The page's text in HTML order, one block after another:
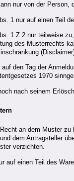
nur von der
1 nur auf einen Teil
1 Z 2 nur teilweise
des Musterrechts
den Tag der
1970
nach seinem
an dem Muster
dem Antragsteller
verzichten.
auf einen Teil des